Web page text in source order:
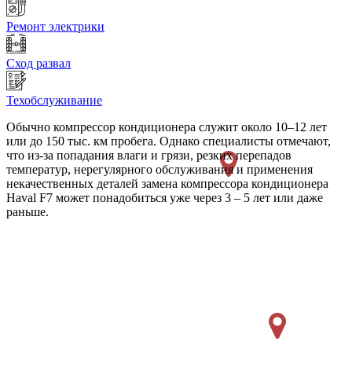
Ремонт электрики
Сход развал
Техобслуживание
Обычно компрессор кондиционера служит около 10–12 лет
или до 150 тыс. км пробега. Однако специалисты отмечают,
что из-за попадания влаги и грязи, резких перепадов
температур, нерегулярного обслуживания и применения
некачественных деталей замена компрессора кондиционера
Haval F7 может понадобиться уже через 3 – 5 лет или даже
раньше.